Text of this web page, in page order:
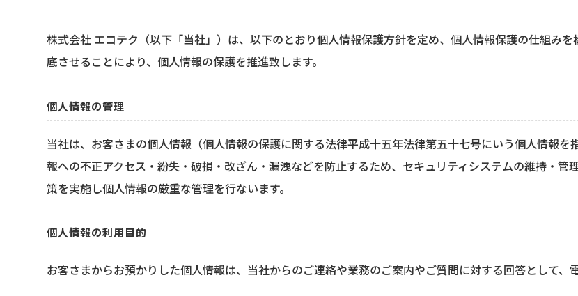
株式会社 エコテク（以下「当社」）は、以下のとおり個人情報保護方針を定め、個人情報保護の仕組み
底させることにより、個人情報の保護を推進致します。
個人情報の管理
当社は、お客さまの個人情報（個人情報の保護に関する法律平成十五年法律第五十七号にいう個人情報
報への不正アクセス・紛失・破損・改ざん・漏洩などを防止するため、セキュリティシステムの維持・
策を実施し個人情報の厳重な管理を行ないます。
個人情報の利用目的
お客さまからお預かりした個人情報は、当社からのご連絡や業務のご案内やご質問に対する回答として、